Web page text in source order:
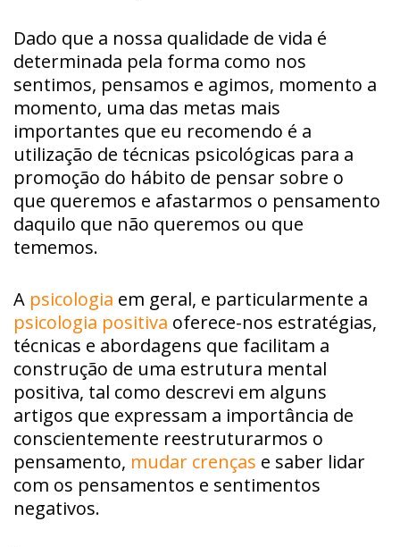
Dado que a nossa qualidade de vida é
determinada pela forma como nos
sentimos, pensamos e agimos, momento a
momento, uma das metas mais
importantes que eu recomendo é a
utilização de técnicas psicológicas para a
promoção do hábito de pensar sobre o
que queremos e afastarmos o pensamento
daquilo que não queremos ou que
tememos.
A psicologia em geral, e particularmente a
psicologia positiva oferece-nos estratégias,
técnicas e abordagens que facilitam a
construção de uma estrutura mental
positiva, tal como descrevi em alguns
artigos que expressam a importância de
conscientemente reestruturarmos o
pensamento, mudar crenças e saber lidar
com os pensamentos e sentimentos
negativos.